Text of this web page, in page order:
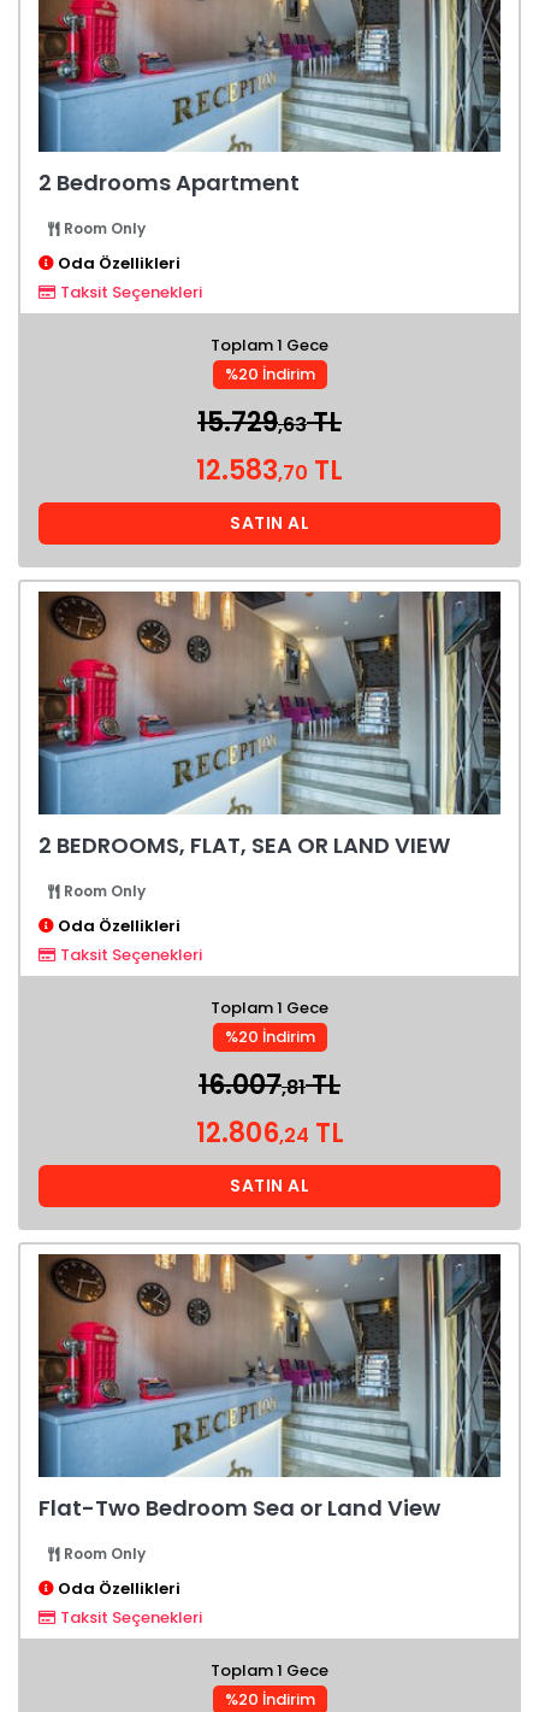
2 Bedrooms Apartment
Room Only
Oda Özellikleri
Taksit Seçenekleri
Toplam 1 Gece
%20 İndirim
15.729,63TL
12.583,70 TL
SATIN AL
2 BEDROOMS, FLAT, SEA OR LAND VIEW
Room Only
Oda Özellikleri
Taksit Seçenekleri
Toplam 1 Gece
%20 İndirim
16.007,81TL
12.806,24 TL
SATIN AL
Flat-Two Bedroom Sea or Land View
Room Only
Oda Özellikleri
Taksit Seçenekleri
Toplam 1 Gece
%20 İndirim